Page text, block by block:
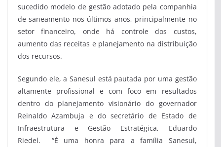
sucedido modelo de gestão adotado pela companhia
de saneamento nos últimos anos, principalmente no
setor financeiro, onde há controle dos custos,
aumento das receitas e planejamento na distribuição
dos recursos.
Segundo ele, a Sanesul está pautada por uma gestão
altamente profissional e com foco em resultados
dentro do planejamento visionário do governador
Reinaldo Azambuja e do secretário de Estado de
Infraestrutura e Gestão Estratégica, Eduardo
Riedel. “É uma honra para a família Sanesul,